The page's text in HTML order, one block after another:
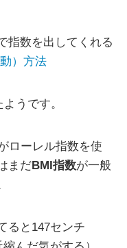
指数を出してくれる
）方法
うです。
ローレル指数を使
まだBMI指数が一般
ると147センチ